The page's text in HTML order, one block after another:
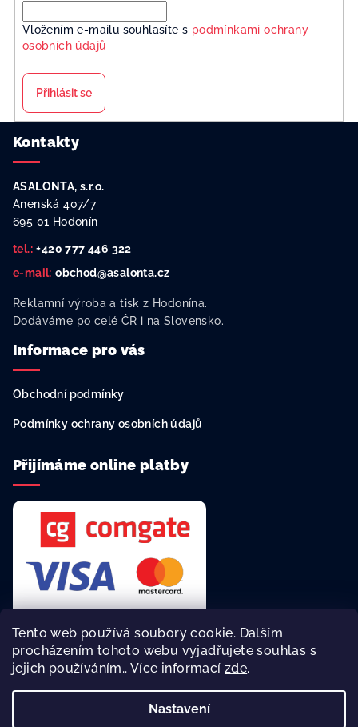
Tento web používá soubory cookie. Dalším
procházením tohoto webu vyjadřujete souhlas s
jejich používáním.. Více informací zde.
Nastavení
Vložením e-mailu souhlasíte s podmínkami ochrany
osobních údajů
Přihlásit se
Kontakty
ASALONTA, s.r.o.
Anenská 407/7
695 01 Hodonín
tel.: +420 777 446 322
e-mail: obchod@asalonta.cz
Reklamní výroba a tisk z Hodonína.
Dodáváme po celé ČR i na Slovensko.
Informace pro vás
Obchodní podmínky
Podmínky ochrany osobních údajů
Přijímáme online platby
Rychlá a bezpečná platba online.